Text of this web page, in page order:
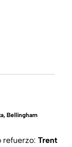
Bellingham
refuerzo: Trent